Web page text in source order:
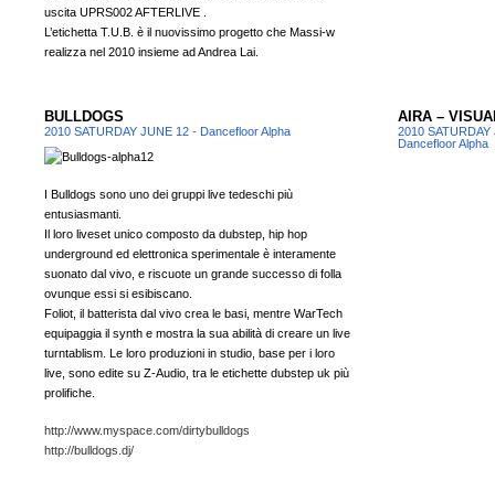
uscita UPRS002 AFTERLIVE .
L’etichetta T.U.B. è il nuovissimo progetto che Massi-w
realizza nel 2010 insieme ad Andrea Lai.
BULLDOGS
2010 SATURDAY JUNE 12 - Dancefloor Alpha
I Bulldogs sono uno dei gruppi live tedeschi più
entusiasmanti.
Il loro liveset unico composto da dubstep, hip hop
underground ed elettronica sperimentale è interamente
suonato dal vivo, e riscuote un grande successo di folla
ovunque essi si esibiscano.
Foliot, il batterista dal vivo crea le basi, mentre WarTech
equipaggia il synth e mostra la sua abilità di creare un live
turntablism. Le loro produzioni in studio, base per i loro
live, sono edite su Z-Audio, tra le etichette dubstep uk più
prolifiche.
http://www.myspace.com/dirtybulldogs
http://bulldogs.dj/
AIRA –
2010 SATURDAY
Dancefloor Alpha